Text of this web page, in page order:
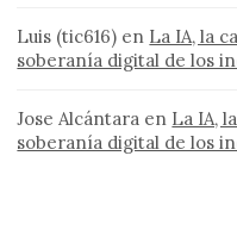
Luis (tic616) en La IA, la
soberanía digital de los
Jose Alcántara en La IA,
soberanía digital de los